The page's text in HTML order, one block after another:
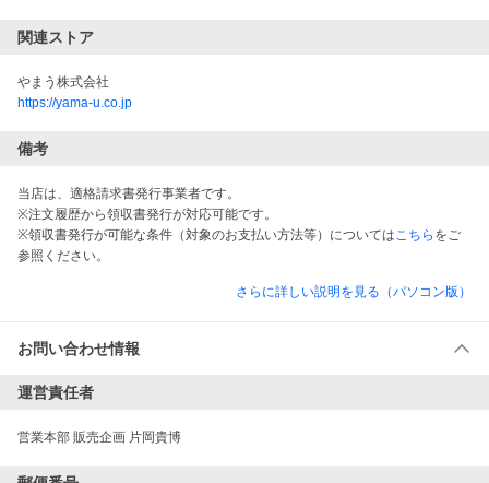
関連ストア
やまう株式会社
https://yama-u.co.jp
備考
当店は、適格請求書発行事業者です。
※注文履歴から領収書発行が対応可能です。
※領収書発行が可能な条件（対象のお支払い方法等）については こちら をご
参照ください。
さらに詳しい説明を見る（パソコン版）
お問い合わせ情報
運営責任者
営業本部 販売企画 片岡貴博